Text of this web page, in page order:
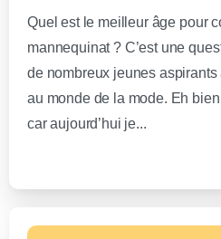
Quel est le meilleur âge pour
mannequinat ? C’est une
de nombreux jeunes
au monde de la mode. Eh
car aujourd’hui je...